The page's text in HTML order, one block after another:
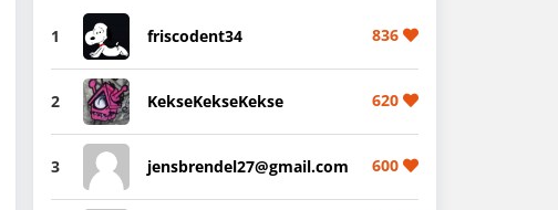
1 friscodent34 836
2 KekseKekseKekse 620
3 jensbrendel27@gmail.com 600